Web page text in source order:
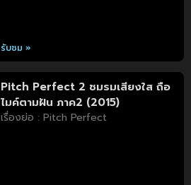
รับชม »
Pitch Perfect 2 ชมรมเสียงใส ถือ
ไมค์ตามฝัน ภาค2 (2015)
เรื่องย่อ : Pitch Perfect